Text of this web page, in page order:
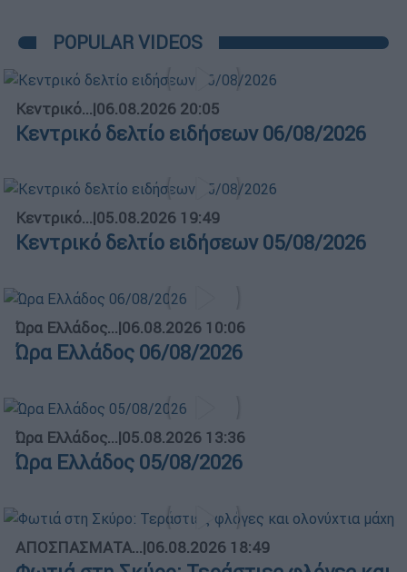
POPULAR VIDEOS
Κεντρικό...|06.08.2026 20:05
Κεντρικό δελτίο ειδήσεων 06/08/2026
Κεντρικό...|05.08.2026 19:49
Κεντρικό δελτίο ειδήσεων 05/08/2026
Ώρα Ελλάδος...|06.08.2026 10:06
Ώρα Ελλάδος 06/08/2026
Ώρα Ελλάδος...|05.08.2026 13:36
Ώρα Ελλάδος 05/08/2026
ΑΠΟΣΠΑΣΜΑΤΑ...|06.08.2026 18:49